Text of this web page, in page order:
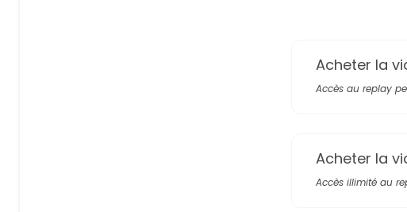
Acheter la
Accès au replay
Acheter la
Accès illimité au